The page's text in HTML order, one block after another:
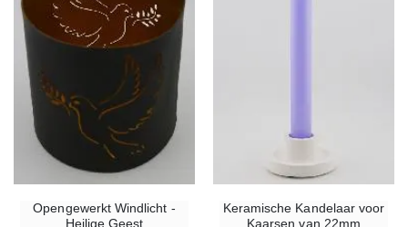
Opengewerkt Windlicht -
Heilige Geest
Keramische Kandelaar voor
Kaarsen van 22mm